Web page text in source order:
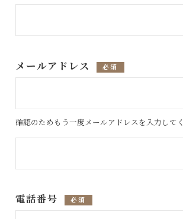
メールアドレス 必須
確認のためもう一度メールアドレスを入力してく
電話番号 必須